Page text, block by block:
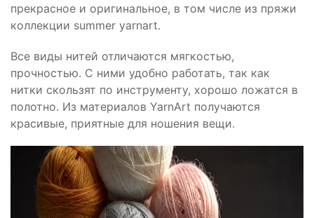
прекрасное и оригинальное, в том числе из пряжи
коллекции summer yarnart.
Все виды нитей отличаются мягкостью,
прочностью. С ними удобно работать, так как
нитки скользят по инструменту, хорошо ложатся в
полотно. Из материалов YarnArt получаются
красивые, приятные для ношения вещи.